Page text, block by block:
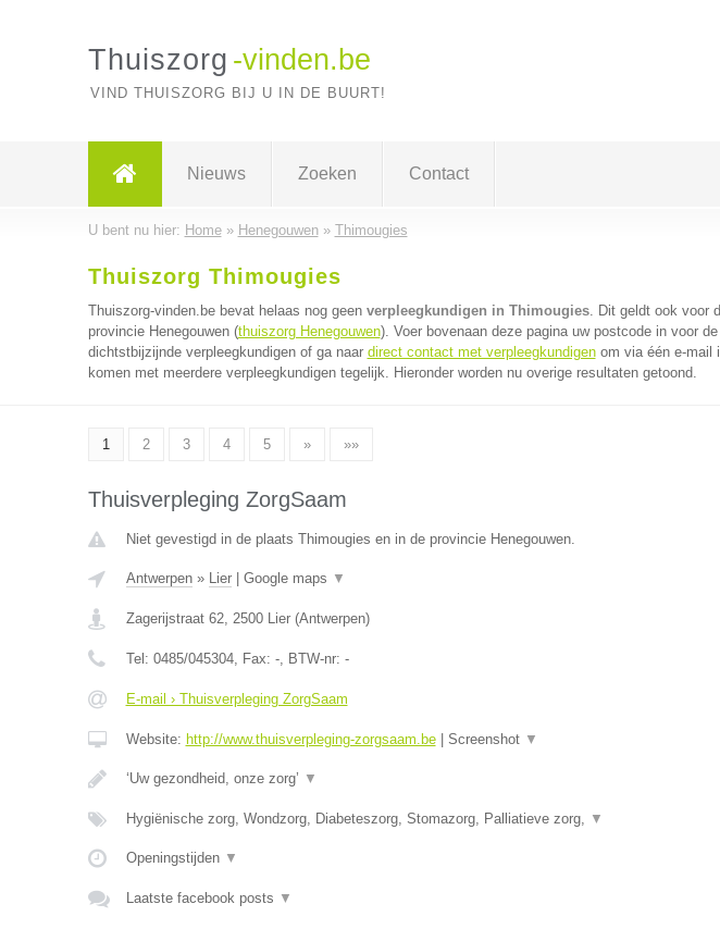
Thuiszorg -vinden.be
VIND THUISZORG BIJ U IN DE BUURT!
Nieuws Zoeken Contact
U bent nu hier: Home» Henegouwen» Thimougies
Thuiszorg Thimougies
Thuiszorg-vinden.be bevat helaas nog geen verpleegkundigen in Thimougies. Dit geldt ook voor
provincie Henegouwen (thuiszorg Henegouwen). Voer bovenaan deze pagina uw postcode in voor de
dichtstbijzijnde verpleegkundigen of ga naar direct contact met verpleegkundigenom via één e-mail
komen met meerdere verpleegkundigen tegelijk. Hieronder worden nu overige resultaten getoond.
1 2 3 4 5 » »»
Thuisverpleging ZorgSaam
Niet gevestigd in de plaats Thimougies en in de provincie Henegouwen.
Antwerpen» Lier| Google maps ▼
Zagerijstraat 62, 2500 Lier(Antwerpen)
Tel: 0485/045304, Fax: -, BTW-nr: -
E-mail › Thuisverpleging ZorgSaam
Website: http://www.thuisverpleging-zorgsaam.be| Screenshot ▼
‘Uw gezondheid, onze zorg’ ▼
Hygiënische zorg, Wondzorg, Diabeteszorg, Stomazorg, Palliatieve zorg, ▼
Openingstijden ▼
Laatste facebook posts ▼